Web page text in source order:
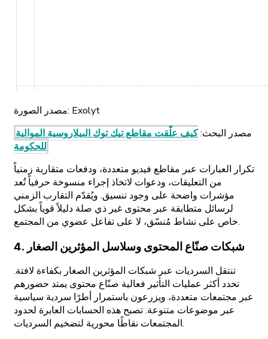
مصدر الصورة: Exolyt
مصدر البحث:كيف علّقت مقاطع تيك توك البيلاروسية الموالية
للحكومة
تكرار العبارات عبر مقاطع فيديو متعددة، ودفعات متقاربة زمنياً
من التعليقات، ودعوات لاتخاذ إجراء منسوخة حرفياً تُعد
مؤشرات واضحة على وجود تنسيق. ويُقدّم التقارب الزمني
لرسائل متطابقة عبر محتوى غير ذي صلة دليلاً قوياً بشكل
خاص على نشاط مُنسّق، لا على تفاعل عضوي من المجتمع.
4. شبكات صنّاع المحتوى وسلاسل المؤثرين الصغار
تنتقل السرديات عبر شبكات المؤثرين الصغار بكفاءة لافتة.
تحدد أكثر عمليات التأثير فعالية صنّاع محتوى يمتد حضورهم
عبر مجتمعات متعددة، ويزرعون باستمرار أطرًا سردية سياسية
عبر موضوعات متنوعة. تصبح هذه الحسابات العابرة لحدود
المجتمعات نقاطًا محورية لتضخيم السرديات.